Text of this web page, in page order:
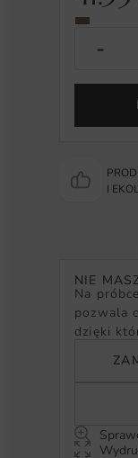
I
NIE
Na
pozwala
dzięki